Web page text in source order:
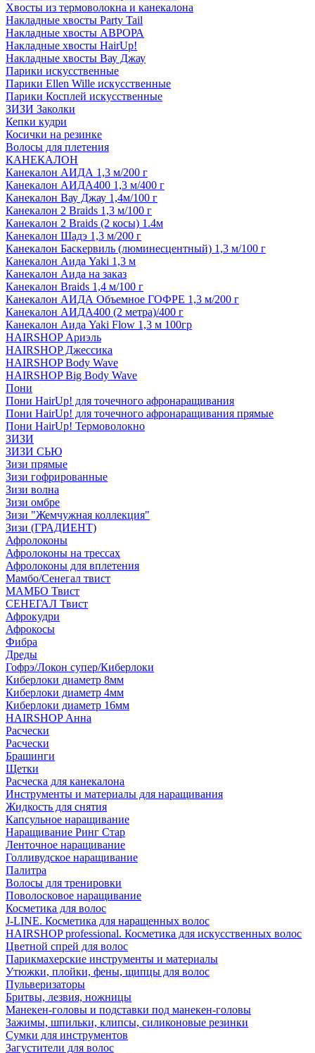
Хвосты из термоволокна и канекалона
Накладные хвосты Party Tail
Накладные хвосты АВРОРА
Накладные хвосты HairUp!
Накладные хвосты Вау Джау
Парики искусственные
Парики Ellen Wille искусственные
Парики Косплей искусственные
ЗИЗИ Заколки
Кепки кудри
Косички на резинке
Волосы для плетения
КАНЕКАЛОН
Канекалон АИДА 1,3 м/200 г
Канекалон АИДА400 1,3 м/400 г
Канекалон Вау Джау 1,4м/100 г
Канекалон 2 Braids 1,3 м/100 г
Канекалон 2 Braids (2 косы) 1.4м
Канекалон Шадэ 1,3 м/200 г
Канекалон Баскервиль (люминесцентный) 1,3 м/100 г
Канекалон Аида Yaki 1,3 м
Канекалон Аида на заказ
Канекалон Braids 1,4 м/100 г
Канекалон АИДА Объемное ГОФРЕ 1,3 м/200 г
Канекалон АИДА400 (2 метра)/400 г
Канекалон Аида Yaki Flow 1,3 м 100гр
HAIRSHOP Ариэль
HAIRSHOP Джессика
HAIRSHOP Body Wave
HAIRSHOP Big Body Wave
Пони
Пони HairUp! для точечного афронаращивания
Пони HairUp! для точечного афронаращивания прямые
Пони HairUp! Термоволокно
ЗИЗИ
ЗИЗИ СЬЮ
Зизи прямые
Зизи гофрированные
Зизи волна
Зизи омбре
Зизи "Жемчужная коллекция"
Зизи (ГРАДИЕНТ)
Афролоконы
Афролоконы на трессах
Афролоконы для вплетения
Мамбо/Сенегал твист
МАМБО Твист
СЕНЕГАЛ Твист
Афрокудри
Афрокосы
Фибра
Дреды
Гофрэ/Локон супер/Киберлоки
Киберлоки диаметр 8мм
Киберлоки диаметр 4мм
Киберлоки диаметр 16мм
HAIRSHOP Анна
Расчески
Расчески
Брашинги
Щетки
Расческа для канекалона
Инструменты и материалы для наращивания
Жидкость для снятия
Капсульное наращивание
Наращивание Ринг Стар
Ленточное наращивание
Голливудское наращивание
Палитра
Волосы для тренировки
Поволосковое наращивание
Косметика для волос
J-LINE. Косметика для наращенных волос
HAIRSHOP professional. Косметика для искусственных волос
Цветной спрей для волос
Парикмахерские инструменты и материалы
Утюжки, плойки, фены, щипцы для волос
Пульверизаторы
Бритвы, лезвия, ножницы
Манекен-головы и подставки под манекен-головы
Зажимы, шпильки, клипсы, силиконовые резинки
Сумки для инструментов
Загустители для волос